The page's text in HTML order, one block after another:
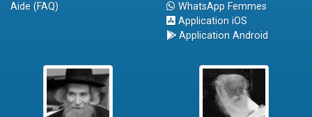
Aide (FAQ)
WhatsApp Femmes
Application iOS
Application Android